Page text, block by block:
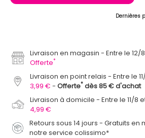
Dernières
Livraison en magasin
Entre le 12/
Offerte*
Livraison en point relais
Entre le
3,99 €
Offerte* dès 85 € d'achat
Livraison à domicile
Entre le 11/8
4,99 €
Retours sous 14 jours - Gratuits en
notre service colissimo*